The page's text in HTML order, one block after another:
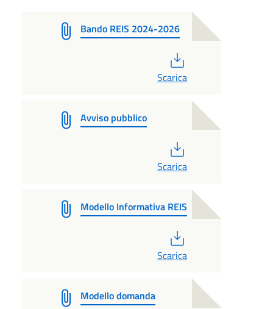
Bando REIS 2024-2026
Scarica
Avviso pubblico
Scarica
Modello Informativa REIS
Scarica
Modello domanda